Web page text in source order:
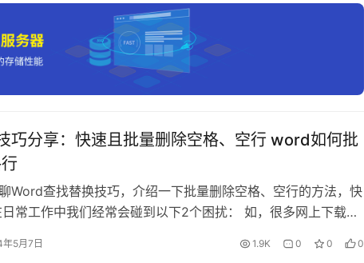
巧分享：快速且批量删除空格、空行 word如何批
Word查找替换技巧，介绍一下批量删除空格、空行的方法，快
常工作中我们经常会碰到以下2个困扰： 如，很多网上下载或
纯文本形式的资料，最烦的莫过于文档中有一大堆空格或空行
式非常混乱，完全不符合排版要求，如图所示。如果要一行一
5月7日 1.9K 0 0 0